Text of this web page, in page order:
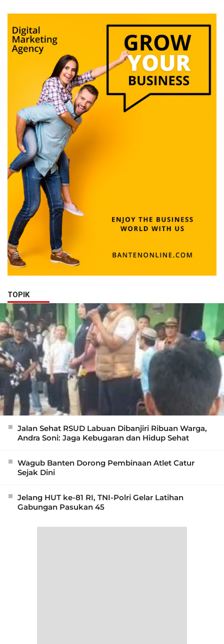
TOPIK
Jalan Sehat RSUD Labuan Dibanjiri Ribuan Warga,
Andra Soni: Jaga Kebugaran dan Hidup Sehat
Wagub Banten Dorong Pembinaan Atlet Catur
Sejak Dini
Jelang HUT ke-81 RI, TNI-Polri Gelar Latihan
Gabungan Pasukan 45